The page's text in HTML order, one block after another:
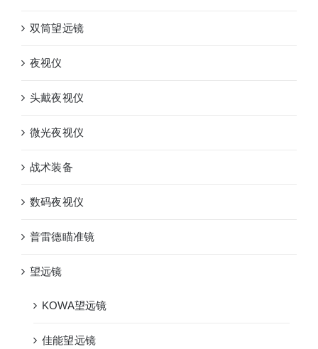
双筒望远镜
夜视仪
头戴夜视仪
微光夜视仪
战术装备
数码夜视仪
普雷德瞄准镜
望远镜
KOWA望远镜
佳能望远镜